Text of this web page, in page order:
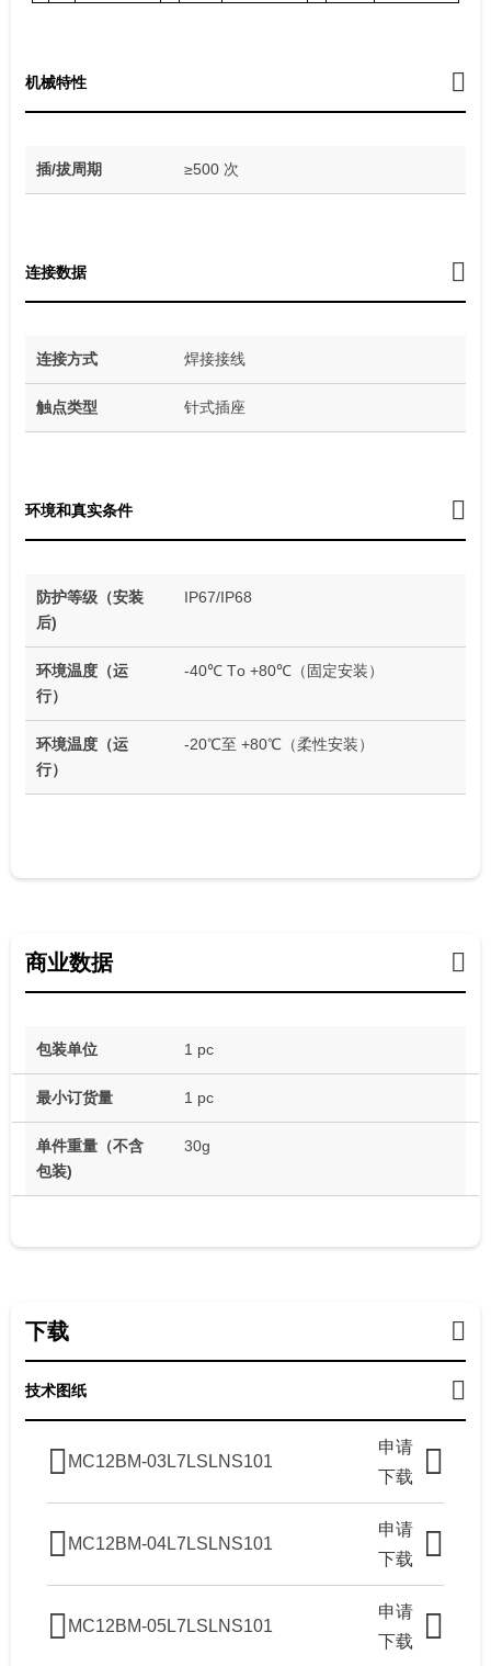
机械特性
插/拔周期 ≥500 次
连接数据
连接方式 焊接接线
触点类型 针式插座
环境和真实条件
防护等级（安装
后)
IP67/IP68
环境温度（运
行）
-40℃ Tо +80℃（固定安装）
环境温度（运
行）
-20℃至 +80℃（柔性安装）
商业数据
包装单位 1 pc
最小订货量 1 pc
单件重量（不含
包装)
30g
下载
技术图纸
MC12BM-03L7LSLNS101
申请
下载
MC12BM-04L7LSLNS101
申请
下载
MC12BM-05L7LSLNS101
申请
下载